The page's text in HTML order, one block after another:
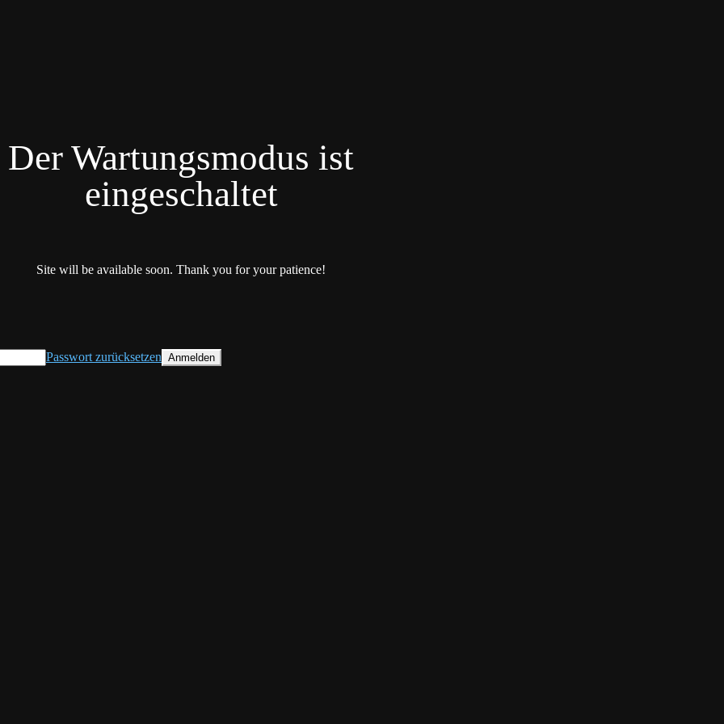
Der Wartungsmodus ist
eingeschaltet
Site will be available soon. Thank you for your patience!
Passwort zurücksetzen